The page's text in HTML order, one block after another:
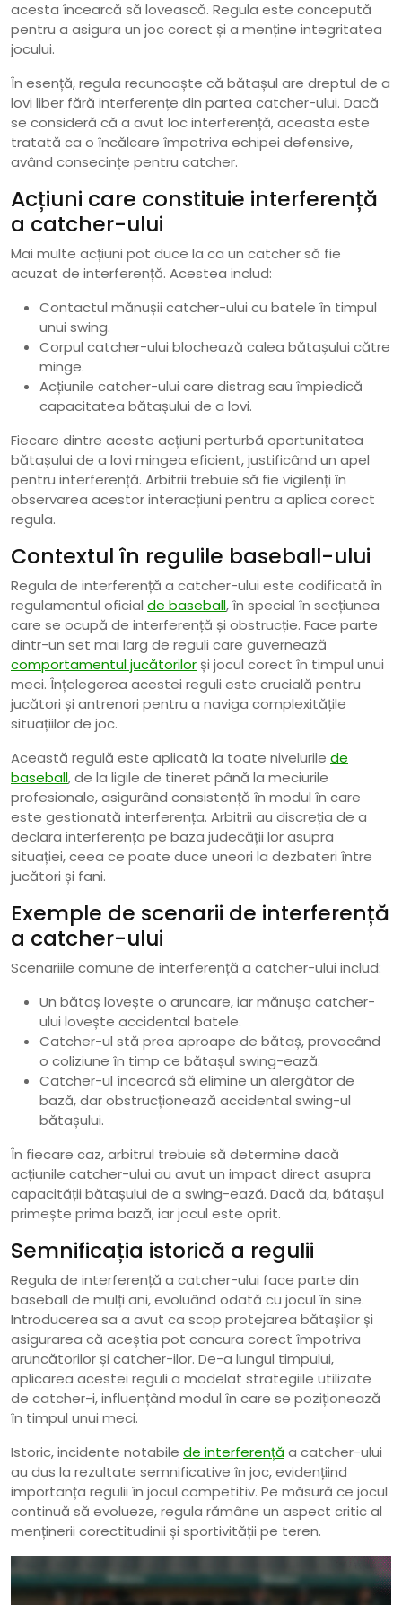
acesta încearcă să lovească. Regula este concepută
pentru a asigura un joc corect și a menține integritatea
jocului.
În esență, regula recunoaște că bătașul are dreptul de a
lovi liber fără interferențe din partea catcher-ului. Dacă
se consideră că a avut loc interferență, aceasta este
tratată ca o încălcare împotriva echipei defensive,
având consecințe pentru catcher.
Acțiuni care constituie interferență
a catcher-ului
Mai multe acțiuni pot duce la ca un catcher să fie
acuzat de interferență. Acestea includ:
Contactul mănușii catcher-ului cu batele în timpul
unui swing.
Corpul catcher-ului blochează calea bătașului către
minge.
Acțiunile catcher-ului care distrag sau împiedică
capacitatea bătașului de a lovi.
Fiecare dintre aceste acțiuni perturbă oportunitatea
bătașului de a lovi mingea eficient, justificând un apel
pentru interferență. Arbitrii trebuie să fie vigilenți în
observarea acestor interacțiuni pentru a aplica corect
regula.
Contextul în regulile baseball-ului
Regula de interferență a catcher-ului este codificată în
regulamentul oficial de baseball, în special în secțiunea
care se ocupă de interferență și obstrucție. Face parte
dintr-un set mai larg de reguli care guvernează
comportamentul jucătorilor și jocul corect în timpul unui
meci. Înțelegerea acestei reguli este crucială pentru
jucători și antrenori pentru a naviga complexitățile
situațiilor de joc.
Această regulă este aplicată la toate nivelurile de
baseball, de la ligile de tineret până la meciurile
profesionale, asigurând consistență în modul în care
este gestionată interferența. Arbitrii au discreția de a
declara interferența pe baza judecății lor asupra
situației, ceea ce poate duce uneori la dezbateri între
jucători și fani.
Exemple de scenarii de interferență
a catcher-ului
Scenariile comune de interferență a catcher-ului includ:
Un bătaș lovește o aruncare, iar mănușa catcher-
ului lovește accidental batele.
Catcher-ul stă prea aproape de bătaș, provocând
o coliziune în timp ce bătașul swing-ează.
Catcher-ul încearcă să elimine un alergător de
bază, dar obstrucționează accidental swing-ul
bătașului.
În fiecare caz, arbitrul trebuie să determine dacă
acțiunile catcher-ului au avut un impact direct asupra
capacității bătașului de a swing-ează. Dacă da, bătașul
primește prima bază, iar jocul este oprit.
Semnificația istorică a regulii
Regula de interferență a catcher-ului face parte din
baseball de mulți ani, evoluând odată cu jocul în sine.
Introducerea sa a avut ca scop protejarea bătașilor și
asigurarea că aceștia pot concura corect împotriva
aruncătorilor și catcher-ilor. De-a lungul timpului,
aplicarea acestei reguli a modelat strategiile utilizate
de catcher-i, influențând modul în care se poziționează
în timpul unui meci.
Istoric, incidente notabile de interferență a catcher-ului
au dus la rezultate semnificative în joc, evidențiind
importanța regulii în jocul competitiv. Pe măsură ce jocul
continuă să evolueze, regula rămâne un aspect critic al
menținerii corectitudinii și sportivității pe teren.